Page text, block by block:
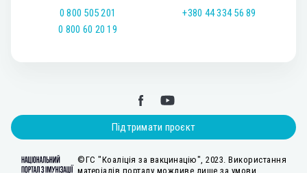
0 800 505 201
0 800 60 20 19
+380 44 334 56 89
Підтримати проєкт
©ГС "Коаліція за вакцинацію", 2023. Використання
матеріалів порталу можливе лише за умови